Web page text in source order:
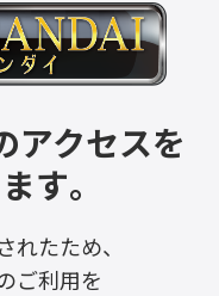
アクセスを
す。
たため、
ご利用を